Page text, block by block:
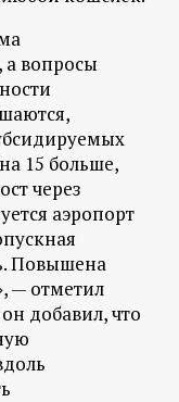
а вопросы
15 больше,
через
аэропорт
Повышена
— отметил
добавил, что